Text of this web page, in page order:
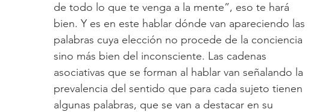
de todo lo que te venga a la mente”, eso te hará
bien. Y es en este hablar dónde van apareciendo las
palabras cuya elección no procede de la conciencia
sino más bien del inconsciente. Las cadenas
asociativas que se forman al hablar van señalando la
prevalencia del sentido que para cada sujeto tienen
algunas palabras, que se van a destacar en su